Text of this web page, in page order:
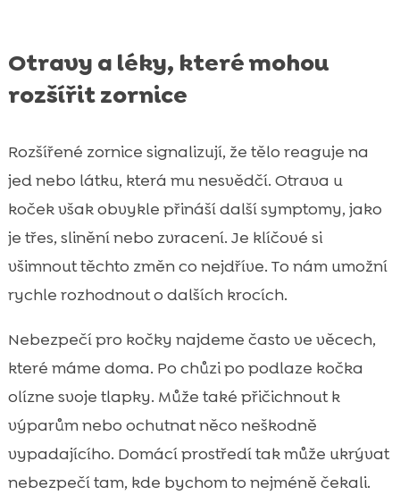
Otravy a léky, které mohou
rozšířit zornice
Rozšířené zornice signalizují, že tělo reaguje na
jed nebo látku, která mu nesvědčí. Otrava u
koček však obvykle přináší další symptomy, jako
je třes, slinění nebo zvracení. Je klíčové si
všimnout těchto změn co nejdříve. To nám umožní
rychle rozhodnout o dalších krocích.
Nebezpečí pro kočky najdeme často ve věcech,
které máme doma. Po chůzi po podlaze kočka
olízne svoje tlapky. Může také přičichnout k
výparům nebo ochutnat něco neškodně
vypadajícího. Domácí prostředí tak může ukrývat
nebezpečí tam, kde bychom to nejméně čekali.